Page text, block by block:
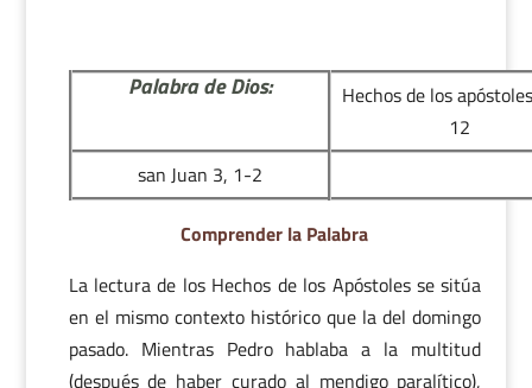
Palabra de Dios:
Hechos de los
12
san Juan 3, 1-2
Comprender la Palabra
La lectura de los Hechos de los Apóstoles se sitúa
en el mismo contexto histórico que la del domingo
pasado. Mientras Pedro hablaba a la multitud
(después de haber curado al mendigo paralítico),